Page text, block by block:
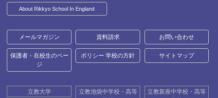
About Rikkyo School In England
メールマガジン 資料請求 お問い合わせ
保護者・在校生のペー
ジ
ポリシー 学校の方針 サイトマップ
立教大学
立教池袋中学校・高等
立教新座中学校・高等